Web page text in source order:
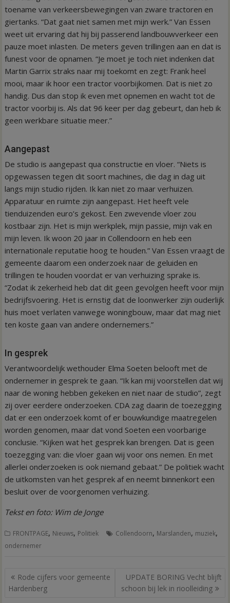
toename van verkeersbewegingen van zware tractoren en
giertanks. “Dat gaat niet samen met mijn werk.” Van Essen
weet uit ervaring dat hij bij passerend landbouwverkeer een
pauze moet inlasten. De meters geven trillingen aan en dat is
funest voor de opnamen. “Je moet je toch niet indenken dat
Martin Garrix straks naar mij toekomt en zegt: Frank heel
mooi, maar ik hoor een tractor voorbijkomen. Dat is niet zo
handig. Dus dan stop ik even met opnemen en wacht tot de
tractor voorbij is. Als dat 96 keer per dag gebeurt, dan heb ik
geen werkbare situatie meer.”
Aangepast
De studio is aangepast qua constructie en vloer. “Niets is
opgewassen tegen dit soort machines, die dag in dag uit
langs mijn studio rijden. Ik kan niet zo maar verhuizen.
Apparatuur en ruimte zijn aangepast. Het heeft vele
tienduizenden euro’s gekost. Een zwevende vloer zou
kostbaar zijn. Het is mijn werkplek, mijn passie, mijn vak en
mijn leven. Ik woon 20 jaar in Collendoorn en heb een
internationale reputatie hoog te houden.” Van Essen vraagt de
gemeente daarom een onderzoek naar de geluiden en
trillingen te houden voordat er van verhuizing sprake is.
“Zodat ik zekerheid heb dat dit geen gevolgen heeft voor mijn
bedrijfsvoering. Het is ernstig dat de loonwerker zijn ouderlijk
huis moet verlaten vanwege woningbouw, maar dat mag niet
ten koste gaan van andere ondernemers.”
In gesprek
Verantwoordelijk wethouder Elma Soeten belooft met de
ondernemer in gesprek te gaan. “Ik kan mij voorstellen dat wij
naar de woning hebben gekeken en niet naar de studio”, zegt
zij over eerdere onderzoeken. CDA zag daarin de toezegging
dat er een onderzoek komt of er bouwkundige maatregelen
worden genomen, maar dat vond Soeten een voorbarige
conclusie. “Kijken wat het gesprek kan brengen. Dat is geen
toezegging van: die vloer gaan wij voor ons nemen. En met
allerlei onderzoeken is ook niemand gebaat.” De politiek wacht
de uitkomsten van het gesprek af en neemt binnenkort een
besluit over de voorgenomen verhuizing.
Tekst en foto: Wim de Jonge
FRONTPAGE, Nieuws, Politiek Collendoorn, Marslanden, muziek,
ondernemer
Bericht
navigatie
Rode cijfers voor gemeente
Hardenberg
UPDATE BORING Vecht blijft
schoon bij lek in rioolleiding